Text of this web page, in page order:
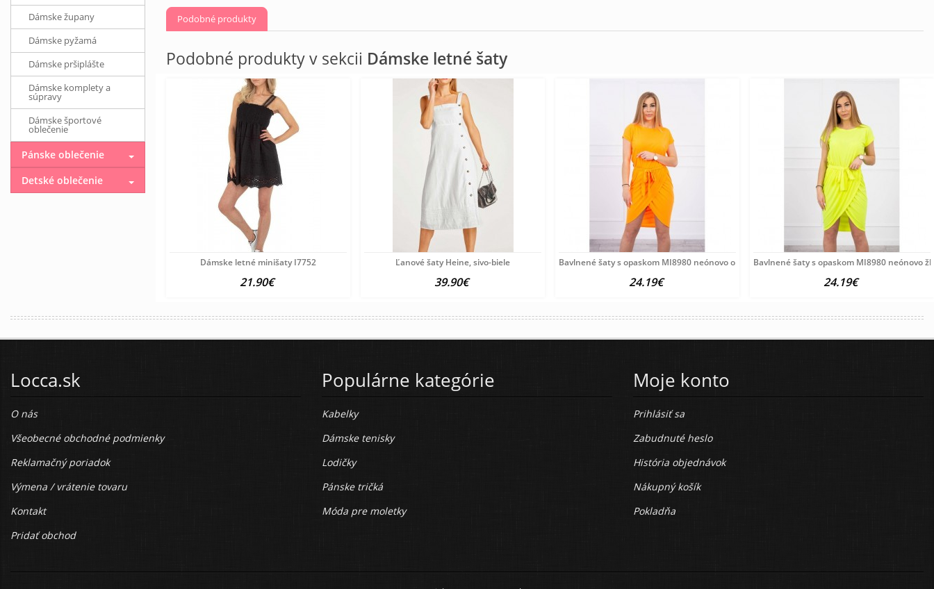
Podobné produkty
Podobné produkty v sekcii Dámske letné šaty
Dámske letné minišaty I7752
21.90€
Ľanové šaty Heine, sivo-biele
39.90€
Bavlnené šaty s opaskom MI8980 neónovo oranžové Univerzálna
24.19€
Bavlnené šaty s opaskom MI8980 neónovo
24.19€
Dámske župany
Dámske pyžamá
Dámske pršiplášte
Dámske komplety a
súpravy
Dámske športové
oblečenie
Pánske oblečenie
Detské oblečenie
Locca.sk
O nás
Všeobecné obchodné podmienky
Reklamačný poriadok
Výmena / vrátenie tovaru
Kontakt
Pridať obchod
Populárne kategórie
Kabelky
Dámske tenisky
Lodičky
Pánske tričká
Móda pre moletky
Moje konto
Prihlásiť sa
Zabudnuté heslo
História objednávok
Nákupný košík
Pokladňa